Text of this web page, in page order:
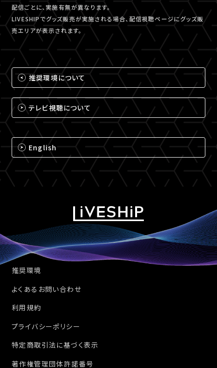
配信ごとに、実施有無が異なります。
LIVESHIPでグッズ販売が実施される場合、配信視聴ページにグッズ販
売エリアが表示されます。
推奨環境について
テレビ視聴について
English
推奨環境
よくあるお問い合わせ
利用規約
プライバシーポリシー
特定商取引法に基づく表示
著作権管理団体許諾番号